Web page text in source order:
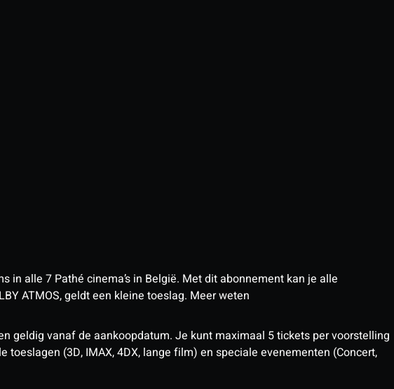
alle 7 Pathé cinema’s in België. Met dit abonnement kan je alle
ATMOS, geldt een kleine toeslag. Meer weten
geldig vanaf de aankoopdatum. Je kunt maximaal 5 tickets per voorstelling
(3D, IMAX, 4DX, lange film) en speciale evenementen (Concert,